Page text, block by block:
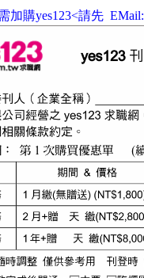
加購yes123<請先EMail: